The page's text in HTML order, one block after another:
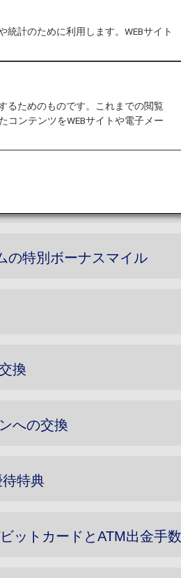
のサービス終了について を
追加特典
有効期限の延長、ホテルの
の特別ボーナスマイル
換
への交換
特典
ットカードとATM出金手
統計のために利用します。WEBサイト
るためのものです。これまでの閲覧
コンテンツをWEBサイトや電子メー